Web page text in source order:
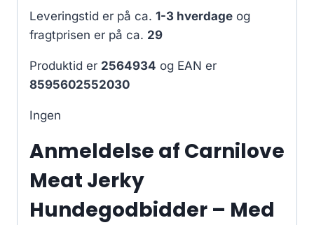
Leveringstid er på ca. 1-3 hverdage og
fragtprisen er på ca. 29
Produktid er 2564934 og EAN er
8595602552030
Ingen
Anmeldelse af Carnilove
Meat Jerky
Hundegodbidder – Med